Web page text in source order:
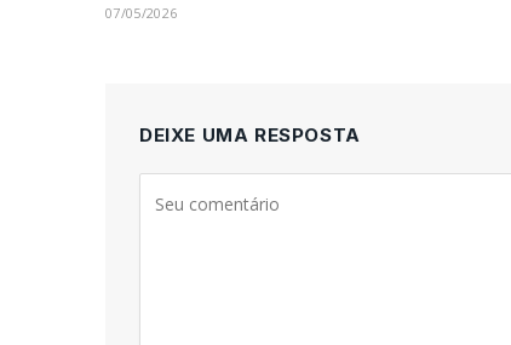
07/05/2026
DEIXE UMA RESPOSTA